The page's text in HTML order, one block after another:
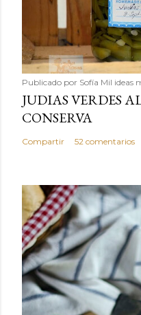
Publicado por Sofía Mil ideas
JUDIAS VERDES
CONSERVA
Compartir 52 comentarios